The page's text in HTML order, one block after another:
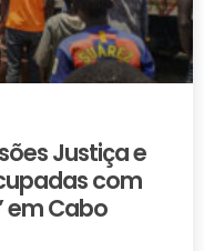
Justiça e
com
em Cabo